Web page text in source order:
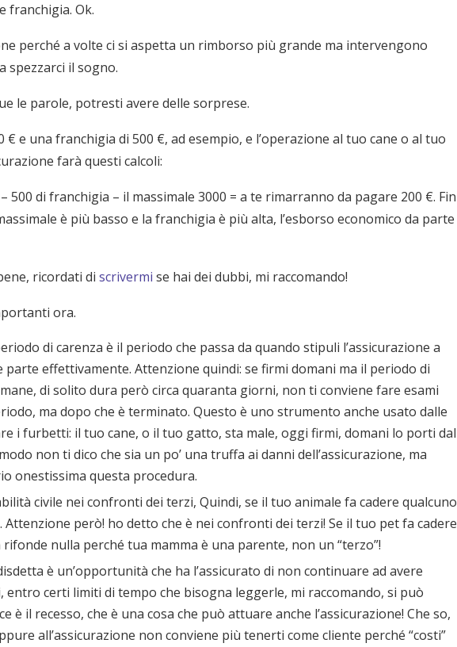
franchigia. Ok.
perché a volte ci si aspetta un rimborso più grande ma intervengono
spezzarci il sogno.
le parole, potresti avere delle sorprese.
€ e una franchigia di 500 €, ad esempio, e l’operazione al tuo cane o al tuo
farà questi calcoli:
500 di franchigia – il massimale 3000 = a te rimarranno da pagare 200 €. Fin
è più basso e la franchigia è più alta, l’esborso economico da parte
ricordati di scrivermi se hai dei dubbi, mi raccomando!
ora.
di carenza è il periodo che passa da quando stipuli l’assicurazione a
parte effettivamente. Attenzione quindi: se firmi domani ma il periodo di
di solito dura però circa quaranta giorni, non ti conviene fare esami
ma dopo che è terminato. Questo è uno strumento anche usato dalle
i furbetti: il tuo cane, o il tuo gatto, sta male, oggi firmi, domani lo porti dal
non ti dico che sia un po’ una truffa ai danni dell’assicurazione, ma
onestissima questa procedura.
civile nei confronti dei terzi, Quindi, se il tuo animale fa cadere qualcuno
Attenzione però! ho detto che è nei confronti dei terzi! Se il tuo pet fa cadere
rifonde nulla perché tua mamma è una parente, non un “terzo”!
è un’opportunità che ha l’assicurato di non continuare ad avere
entro certi limiti di tempo che bisogna leggerle, mi raccomando, si può
è il recesso, che è una cosa che può attuare anche l’assicurazione! Che so,
all’assicurazione non conviene più tenerti come cliente perché “costi”